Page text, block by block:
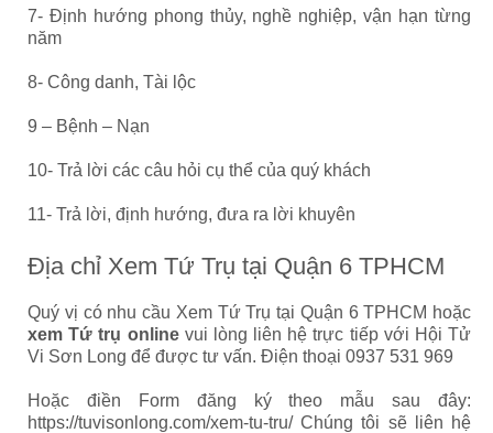
7- Định hướng phong thủy, nghề nghiệp, vận hạn từng
năm
8- Công danh, Tài lộc
9 – Bệnh – Nạn
10- Trả lời các câu hỏi cụ thể của quý khách
11- Trả lời, định hướng, đưa ra lời khuyên
Địa chỉ Xem Tứ Trụ tại Quận 6 TPHCM
Quý vị có nhu cầu Xem Tứ Trụ tại Quận 6 TPHCM hoặc
xem Tứ trụ onlinevui lòng liên hệ trực tiếp với Hội Tử
Vi Sơn Long để được tư vấn. Điện thoại 0937 531 969
Hoặc điền Form đăng ký theo mẫu sau đây:
https://tuvisonlong.com/xem-tu-tru/ Chúng tôi sẽ liên hệ